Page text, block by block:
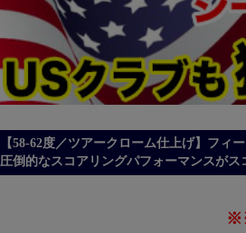
【58-62度／ツアークローム仕上げ】フ
圧倒的なスコアリングパフォーマンスがス